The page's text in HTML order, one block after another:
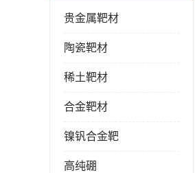
贵金属靶材
陶瓷靶材
稀土靶材
合金靶材
镍钒合金靶
高纯硼